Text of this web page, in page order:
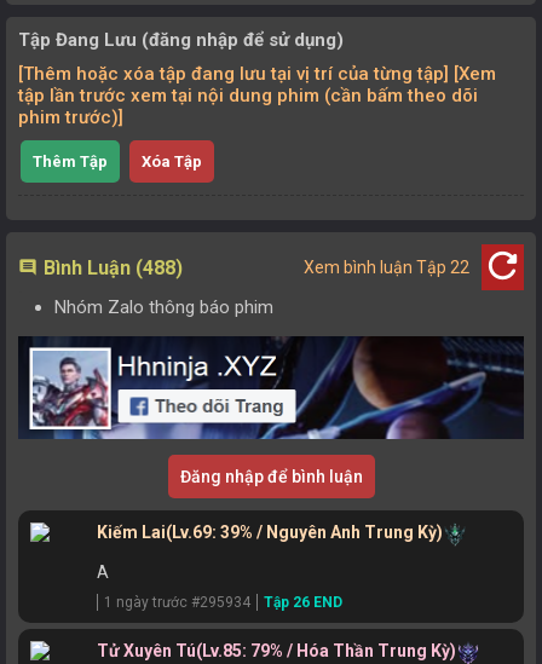
Tập Đang Lưu (đăng nhập để sử dụng)
[Thêm hoặc xóa tập đang lưu tại vị trí của từng tập] [Xem
tập lần trước xem tại nội dung phim (cần bấm theo dõi
phim trước)]
Thêm Tập Xóa Tập
comment Bình Luận (488) Xem bình luận Tập 22 refresh
Nhóm Zalo thông báo phim
Đăng nhập để bình luận
Kiếm Lai(Lv.69: 39% / Nguyên Anh Trung Kỳ)
A
1 ngày trước #295934 Tập 26 END
Tử Xuyên Tú(Lv.85: 79% / Hóa Thần Trung Kỳ)